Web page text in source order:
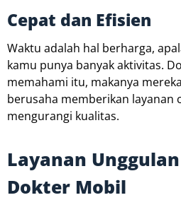
Cepat dan Efisien
Waktu adalah hal berharga,
kamu punya banyak aktivitas.
memahami itu, makanya
berusaha memberikan layanan
mengurangi kualitas.
Layanan
Dokter Mobil